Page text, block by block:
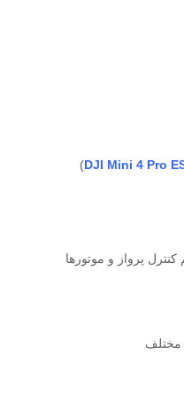
DJI Mini 4 Pro
)
پرواز و موتورها
مختلف